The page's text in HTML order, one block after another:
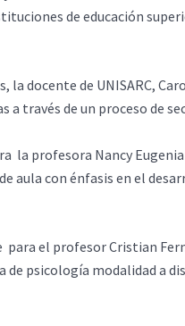
de educación
docente de UNISARC,
través de un proceso de
la profesora Nancy
aula con énfasis en el
el profesor Cristian
psicología modalidad a